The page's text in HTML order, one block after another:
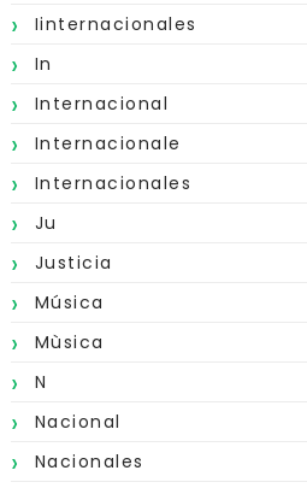
Iinternacionales
In
Internacional
Internacionale
Internacionales
Ju
Justicia
Música
Mùsica
N
Nacional
Nacionales